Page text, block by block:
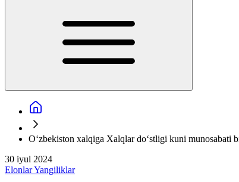
O‘zbekiston xalqiga Хalqlar do‘stligi kuni munosabati
30 iyul 2024
ElonlarYangiliklar